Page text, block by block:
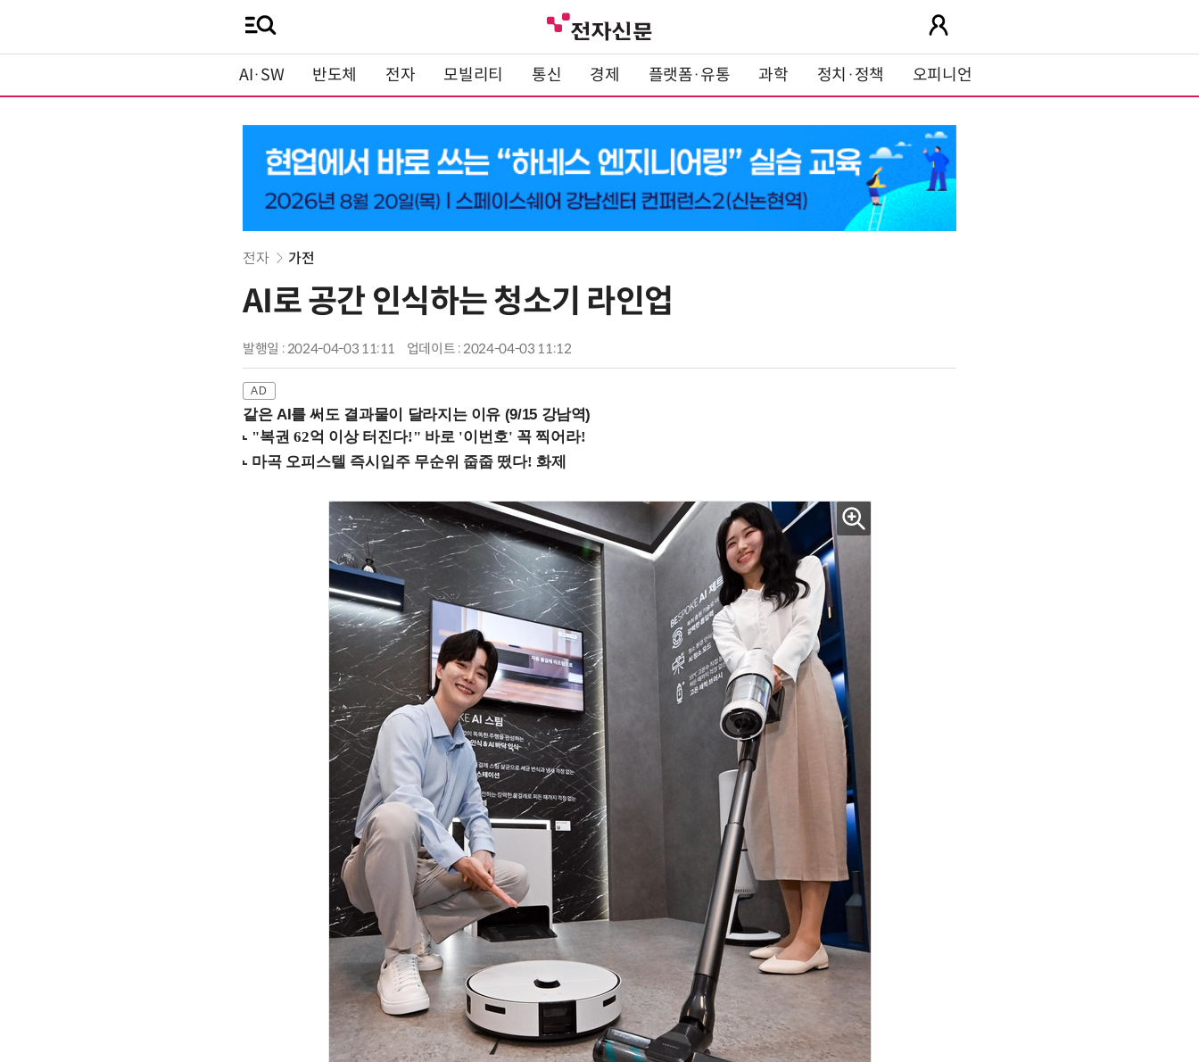
AI·SW 반도체 전자 모빌리티 통신 경제 플랫폼·유통 과학 정치·정책 오피니언
전자 가전
AI로 공간 인식하는 청소기 라인업
발행일 : 2024-04-03 11:11 업데이트 : 2024-04-03 11:12
같은 AI를 써도 결과물이 달라지는 이유 (9/15 강남역)